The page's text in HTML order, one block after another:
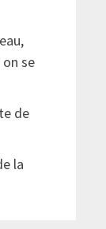
se
de
la